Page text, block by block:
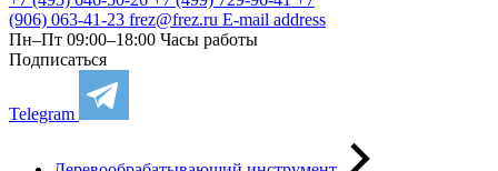
(906) 063-41-23 frez@frez.ru E-mail address
Пн–Пт 09:00–18:00 Часы работы
Подписаться
Telegram